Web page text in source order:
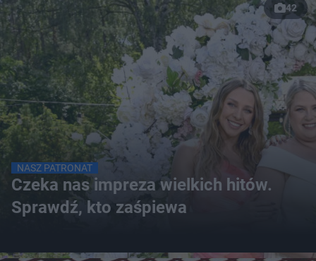
42
NASZ PATRONAT
Czeka nas impreza wielkich hitów.
Sprawdź, kto zaśpiewa